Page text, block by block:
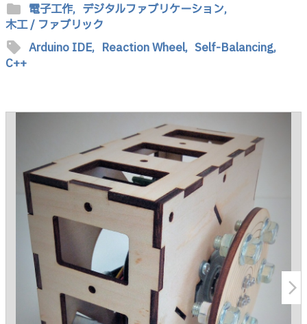
folder 電子工作, デジタルファブリケーション,
木工 / ファブリック
sell Arduino IDE, Reaction Wheel, Self-Balancing,
C++
arrow_forward_ios